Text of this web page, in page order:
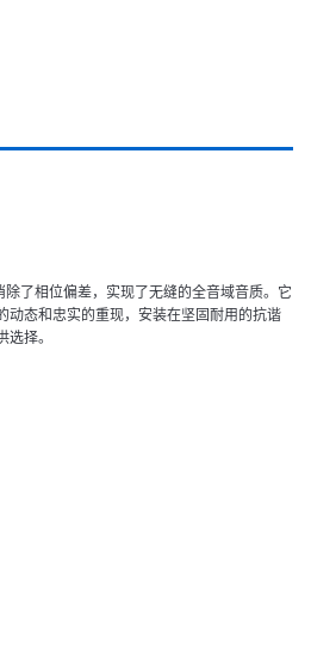
了相位偏差，实现了无缝的全音域音质。它
动态和忠实的重现，安装在坚固耐用的抗谐
择。